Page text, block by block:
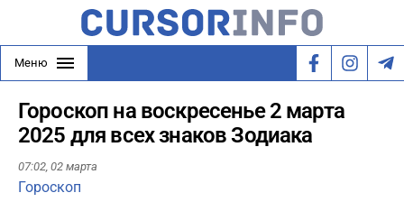
Меню
Гороскоп на воскресенье 2 марта
2025 для всех знаков Зодиака
07:02, 02 марта
Гороскоп